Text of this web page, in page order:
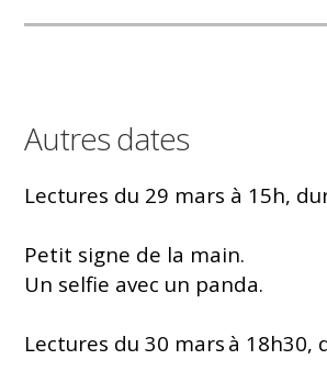
Autres dates
Lectures du 29 mars à 15h,
Petit signe de la main.
Un selfie avec un panda.
Lectures du 30 mars à 18h30,